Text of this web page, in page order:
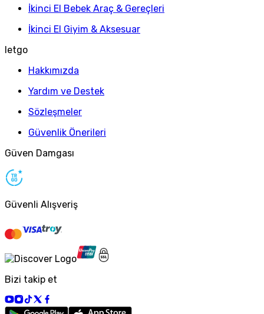
İkinci El Bebek Araç & Gereçleri
İkinci El Giyim & Aksesuar
letgo
Hakkımızda
Yardım ve Destek
Sözleşmeler
Güvenlik Önerileri
Güven Damgası
Güvenli Alışveriş
Bizi takip et